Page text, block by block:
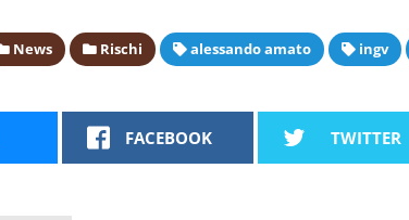
News Rischi alessando amato ingv
FACEBOOK TWITTER